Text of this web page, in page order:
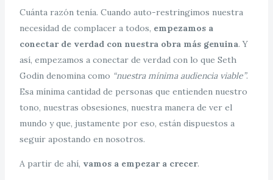
Cuánta razón tenía. Cuando auto-restringimos nuestra
necesidad de complacer a todos, empezamos a
conectar de verdad con nuestra obra más genuina. Y
así, empezamos a conectar de verdad con lo que Seth
Godin denomina como “nuestra mínima audiencia viable”.
Esa mínima cantidad de personas que entienden nuestro
tono, nuestras obsesiones, nuestra manera de ver el
mundo y que, justamente por eso, están dispuestos a
seguir apostando en nosotros.
A partir de ahí, vamos a empezar a crecer.